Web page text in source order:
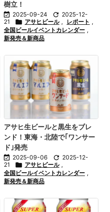
樹立！
 2025-09-24  2025-12-
21
 アサヒビール , レポート ,
全国ビールイベントカレンダー ,
新発売＆新商品
アサヒ生ビールと黒生をブレ
ンド！東海・北陸で｢ワンサー
ド｣発売
 2025-09-06  2025-12-
21
 アサヒビール ,
全国ビールイベントカレンダー ,
新発売＆新商品